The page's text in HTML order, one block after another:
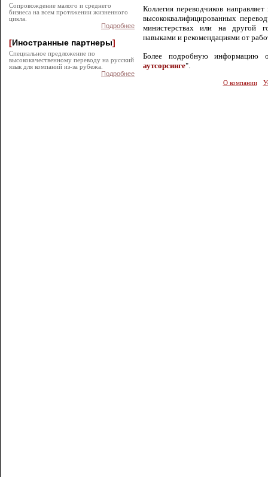
Сопровождение малого и среднего
бизнеса на всем протяжении жизненного
цикла.
Подробнее
[Иностранные партнеры]
Специальное предложение по
высококачественному переводу на русский
язык для компаний из-за рубежа.
Подробнее
Коллегия переводчиков
высококвалифицированных
министерствах или на другой
навыками и рекомендациями от
Более подробную информацию
аутсорсинге".
О компании